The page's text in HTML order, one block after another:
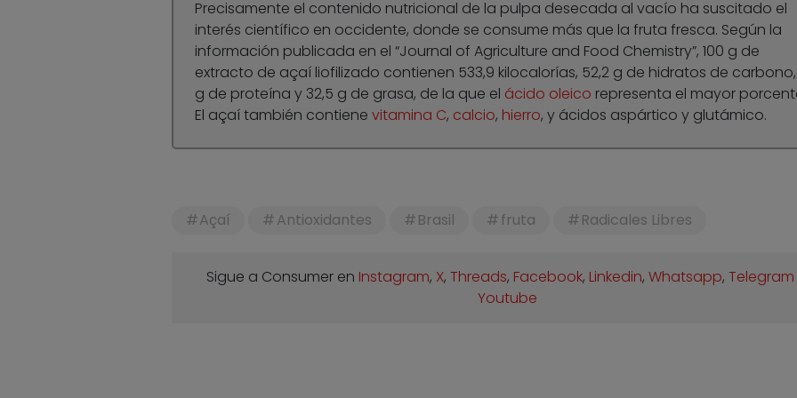
Precisamente el contenido nutricional de la pulpa desecada al vacío ha suscitado el
interés científico en occidente, donde se consume más que la fruta fresca. Según la
información publicada en el “Journal of Agriculture and Food Chemistry”, 100 g de
extracto de açaí liofilizado contienen 533,9 kilocalorías, 52,2 g de hidratos de carbono,
g de proteína y 32,5 g de grasa, de la que el ácido oleico representa el mayor
El açaí también contiene vitamina C, calcio, hierro, y ácidos aspártico y glutámico.
Açaí Antioxidantes Brasil fruta Radicales Libres
Sigue a Consumer en Instagram, X,Threads, Facebook, Linkedin,Whatsapp,Telegram
Youtube